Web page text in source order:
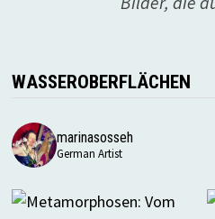
WASSEROBERFLÄCHEN
marinasosseh
German Artist